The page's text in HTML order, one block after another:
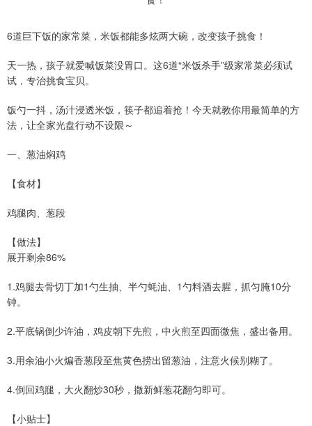
6道巨下饭的家常菜，米饭都能多炫两大碗，改变孩子挑食！
天一热，孩子就爱喊饭菜没胃口。这6道“米饭杀手”级家常菜必须试
试，专治挑食宝贝。
饭勺一抖，汤汁浸透米饭，筷子都追着抢！今天就教你用最简单的方
法，让全家光盘行动不设限～
一、葱油焖鸡
【食材】
鸡腿肉、葱段
【做法】
展开剩余86%
1.鸡腿去骨切丁加1勺生抽、半勺蚝油、1勺料酒去腥，抓匀腌10分
钟。
2.平底锅倒少许油，鸡皮朝下先煎，中火煎至四面微焦，盛出备用。
3.用余油小火煸香葱段至焦黄色捞出留葱油，注意火候别糊了。
4.倒回鸡腿，大火翻炒30秒，撒新鲜葱花翻匀即可。
【小贴士】